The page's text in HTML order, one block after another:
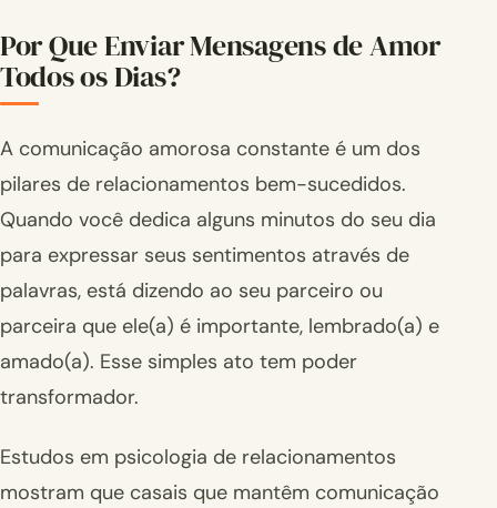
Por Que Enviar Mensagens de Amor
Todos os Dias?
A comunicação amorosa constante é um dos
pilares de relacionamentos bem-sucedidos.
Quando você dedica alguns minutos do seu dia
para expressar seus sentimentos através de
palavras, está dizendo ao seu parceiro ou
parceira que ele(a) é importante, lembrado(a) e
amado(a). Esse simples ato tem poder
transformador.
Estudos em psicologia de relacionamentos
mostram que casais que mantêm comunicação